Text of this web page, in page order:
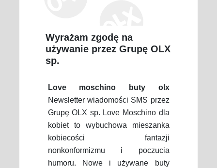
Wyrażam zgodę na
używanie przez Grupę OLX
sp.
Love moschino buty olx
Newsletter wiadomości SMS przez
Grupę OLX sp. Love Moschino dla
kobiet to wybuchowa mieszanka
kobiecości fantazji
nonkonformizmu i poczucia
humoru. Nowe i używane buty